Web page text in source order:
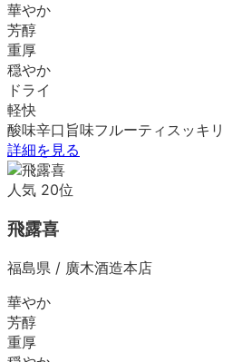
華やか
芳醇
重厚
穏やか
ドライ
軽快
酸味辛口 旨味フルーティ スッキリ
詳細を見る
人気 20位
飛露喜
福島県 / 廣木酒造本店
華やか
芳醇
重厚